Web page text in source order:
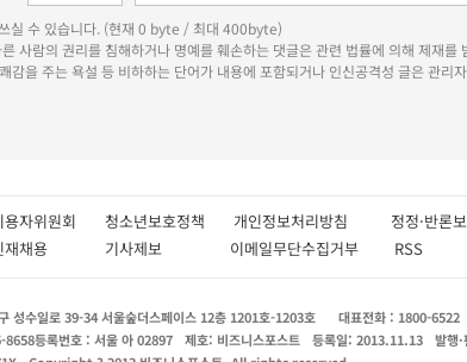
실 수 있습니다. (현재 0 byte / 최대 400byte)
사람의 권리를 침해하거나 명예를 훼손하는 댓글은 관련 법률에 의해 제재를
감을 주는 욕설 등 비하하는 단어가 내용에 포함되거나 인신공격성 글은 관리
용자위원회 청소년보호정책 개인정보처리방침 정정·반론
재채용 기사제보 이메일무단수집거부 RSS
성수일로 39-34 서울숲더스페이스 12층 1201호-1203호 대표전화 : 1800-6522
8658등록번호 : 서울 아 02897 제호: 비즈니스포스트 등록일: 2013.11.13 발행